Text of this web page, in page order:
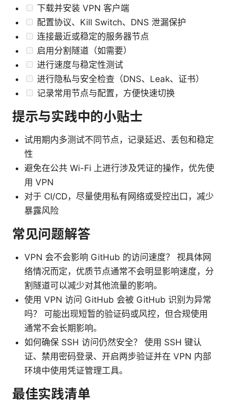
下载并安装 VPN 客户端
配置协议、Kill Switch、DNS 泄漏保护
连接最近或稳定的服务器节点
启用分割隧道（如需要）
进行速度与稳定性测试
进行隐私与安全检查（DNS、Leak、证书）
记录常用节点与配置，方便快速切换
提示与实践中的小贴士
试用期内多测试不同节点，记录延迟、丢包和稳定
性
避免在公共 Wi-Fi 上进行涉及凭证的操作，优先使
用 VPN
对于 CI/CD，尽量使用私有网络或受控出口，减少
暴露风险
常见问题解答
VPN 会不会影响 GitHub 的访问速度？ 视具体网
络情况而定，优质节点通常不会明显影响速度，分
割隧道可以减少对其他流量的影响。
使用 VPN 访问 GitHub 会被 GitHub 识别为异常
吗？ 可能出现短暂的验证码或风控，但合规使用
通常不会长期影响。
如何确保 SSH 访问仍然安全？ 使用 SSH 键认
证、禁用密码登录、开启两步验证并在 VPN 内部
环境中使用凭证管理工具。
最佳实践清单